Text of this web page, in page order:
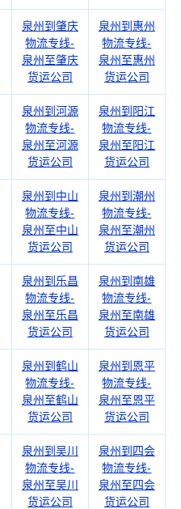
泉州到肇庆
物流专线-
泉州至肇庆
货运公司
泉州到惠州
物流专线-
泉州至惠州
货运公司
泉州到河源
物流专线-
泉州至河源
货运公司
泉州到阳江
物流专线-
泉州至阳江
货运公司
泉州到中山
物流专线-
泉州至中山
货运公司
泉州到潮州
物流专线-
泉州至潮州
货运公司
泉州到乐昌
物流专线-
泉州至乐昌
货运公司
泉州到南雄
物流专线-
泉州至南雄
货运公司
泉州到鹤山
物流专线-
泉州至鹤山
货运公司
泉州到恩平
物流专线-
泉州至恩平
货运公司
泉州到吴川
物流专线-
泉州至吴川
货运公司
泉州到四会
物流专线-
泉州至四会
货运公司